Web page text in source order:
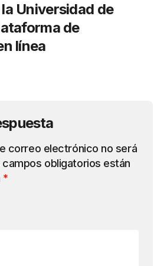
Universidad de
de
línea
correo electrónico no será
campos obligatorios están
*